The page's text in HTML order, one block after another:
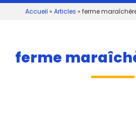
Accueil » Articles » ferme
ferme